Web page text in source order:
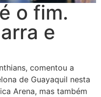
o fim.
e
comentou a
de Guayaquil nesta
Arena, mas também